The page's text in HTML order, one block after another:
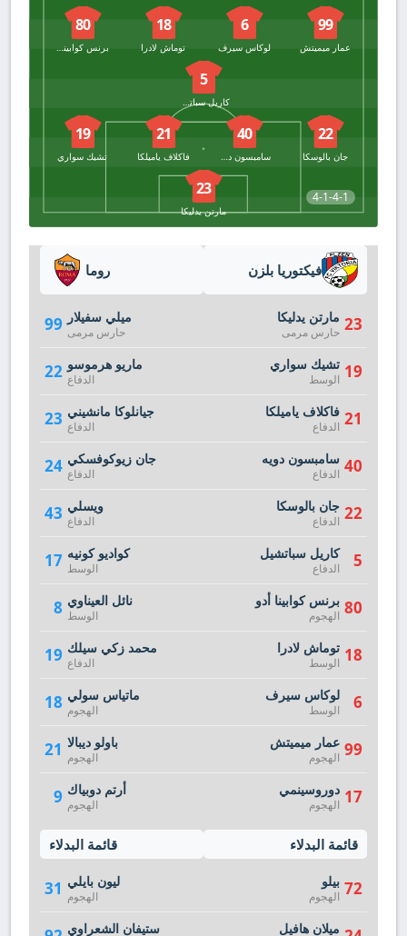
4-1-4-1
99
عمار ميميتش
6
لوكاس سيرف
18
توماش لادرا
80
برنس كوابينا أدو
5
كاريل سباتشيل
22
جان بالوسكا
40
سامبسون دويه
21
فاكلاف ياميلكا
19
تشيك سواري
23
مارتن يدليكا
روما
99 ميلي سفيلار
حارس مرمى
22 ماريو هرموسو
الدفاع
23 جيانلوكا مانشيني
الدفاع
24 جان زيوكوفسكي
الدفاع
43 ويسلي
الدفاع
17 كواديو كونيه
الوسط
8 نائل العيناوي
الوسط
19 محمد زكي سيلك
الدفاع
18 ماتياس سولي
الهجوم
21 باولو ديبالا
الهجوم
9 أرتم دوبياك
الهجوم
قائمة البدلاء
31 ليون بايلي
الهجوم
ستيفان الشعراوي
فيكتوريا بلزن
23 مارتن يدليكا
حارس مرمى
19 تشيك سواري
الوسط
21 فاكلاف ياميلكا
الدفاع
40 سامبسون دويه
الدفاع
22 جان بالوسكا
الدفاع
5 كاريل سباتشيل
الدفاع
80 برنس كوابينا أدو
الهجوم
18 توماش لادرا
الوسط
6 لوكاس سيرف
الوسط
99 عمار ميميتش
الهجوم
17 دوروسينمي
الهجوم
قائمة البدلاء
72 بيلو
الهجوم
ميلان هافيل